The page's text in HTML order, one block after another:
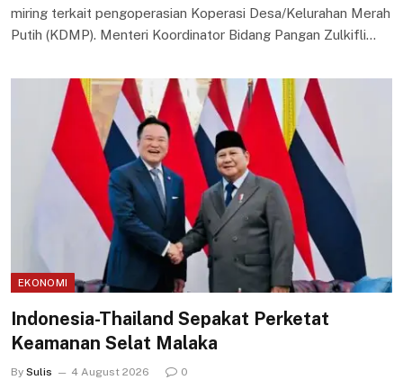
miring terkait pengoperasian Koperasi Desa/Kelurahan Merah
Putih (KDMP). Menteri Koordinator Bidang Pangan Zulkifli…
EKONOMI
Indonesia-Thailand Sepakat Perketat
Keamanan Selat Malaka
By Sulis 4 August 2026 0